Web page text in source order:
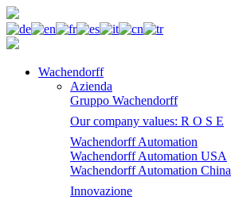
Wachendorff
Azienda
Gruppo Wachendorff
Our company values: R O S E
Wachendorff Automation
Wachendorff Automation USA
Wachendorff Automation China
Innovazione